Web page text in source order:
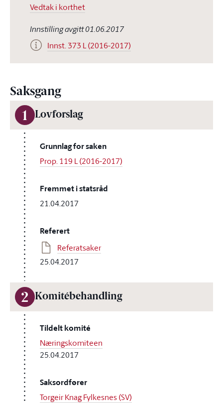
Vedtak i korthet
Innstilling avgitt 01.06.2017
Innst. 373 L (2016-2017)
Saksgang
1 Lovforslag
Grunnlag for saken
Prop. 119 L (2016-2017)
Fremmet i statsråd
21.04.2017
Referert
Referatsaker
25.04.2017
2 Komitébehandling
Tildelt komité
Næringskomiteen
25.04.2017
Saksordfører
Torgeir Knag Fylkesnes (SV)